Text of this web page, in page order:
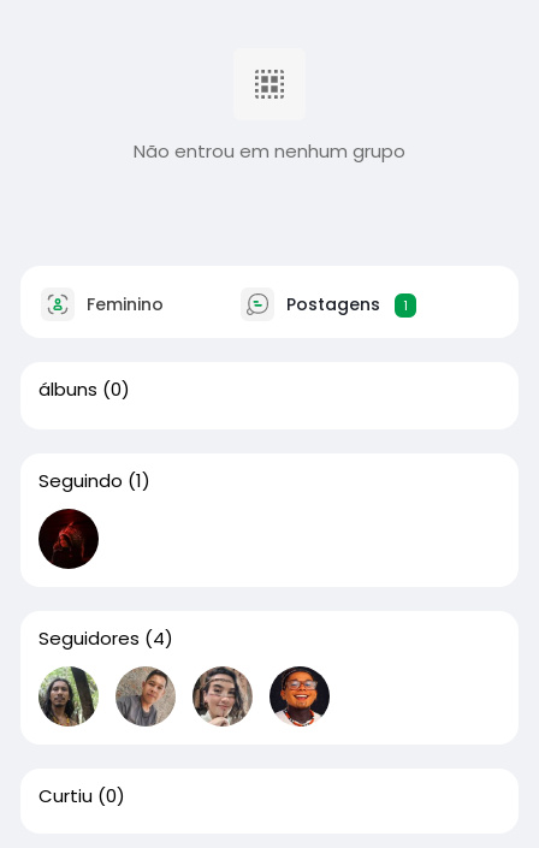
Não entrou em nenhum grupo
Feminino Postagens 1
álbuns (0)
Seguindo (1)
Seguidores (4)
Curtiu (0)